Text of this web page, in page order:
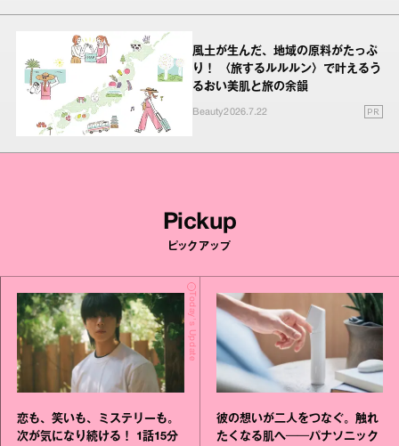
風土が生んだ、地域の原料がたっぷ
り！ 〈旅するルルルン〉で叶えるう
るおい美肌と旅の余韻
Beauty2026.7.22 PR
Pickup
ピックアップ
Today's Update
恋も、笑いも、ミステリーも。
次が気になり続ける！ 1話15分
彼の想いが二人をつなぐ。触れ
たくなる肌へ──パナソニック